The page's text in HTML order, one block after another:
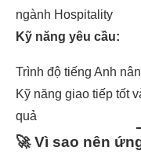
ngành Hospitality
Kỹ năng yêu cầu:
Trình độ tiếng Anh
Kỹ năng giao tiếp tốt
quả
🚀Vì sao nên